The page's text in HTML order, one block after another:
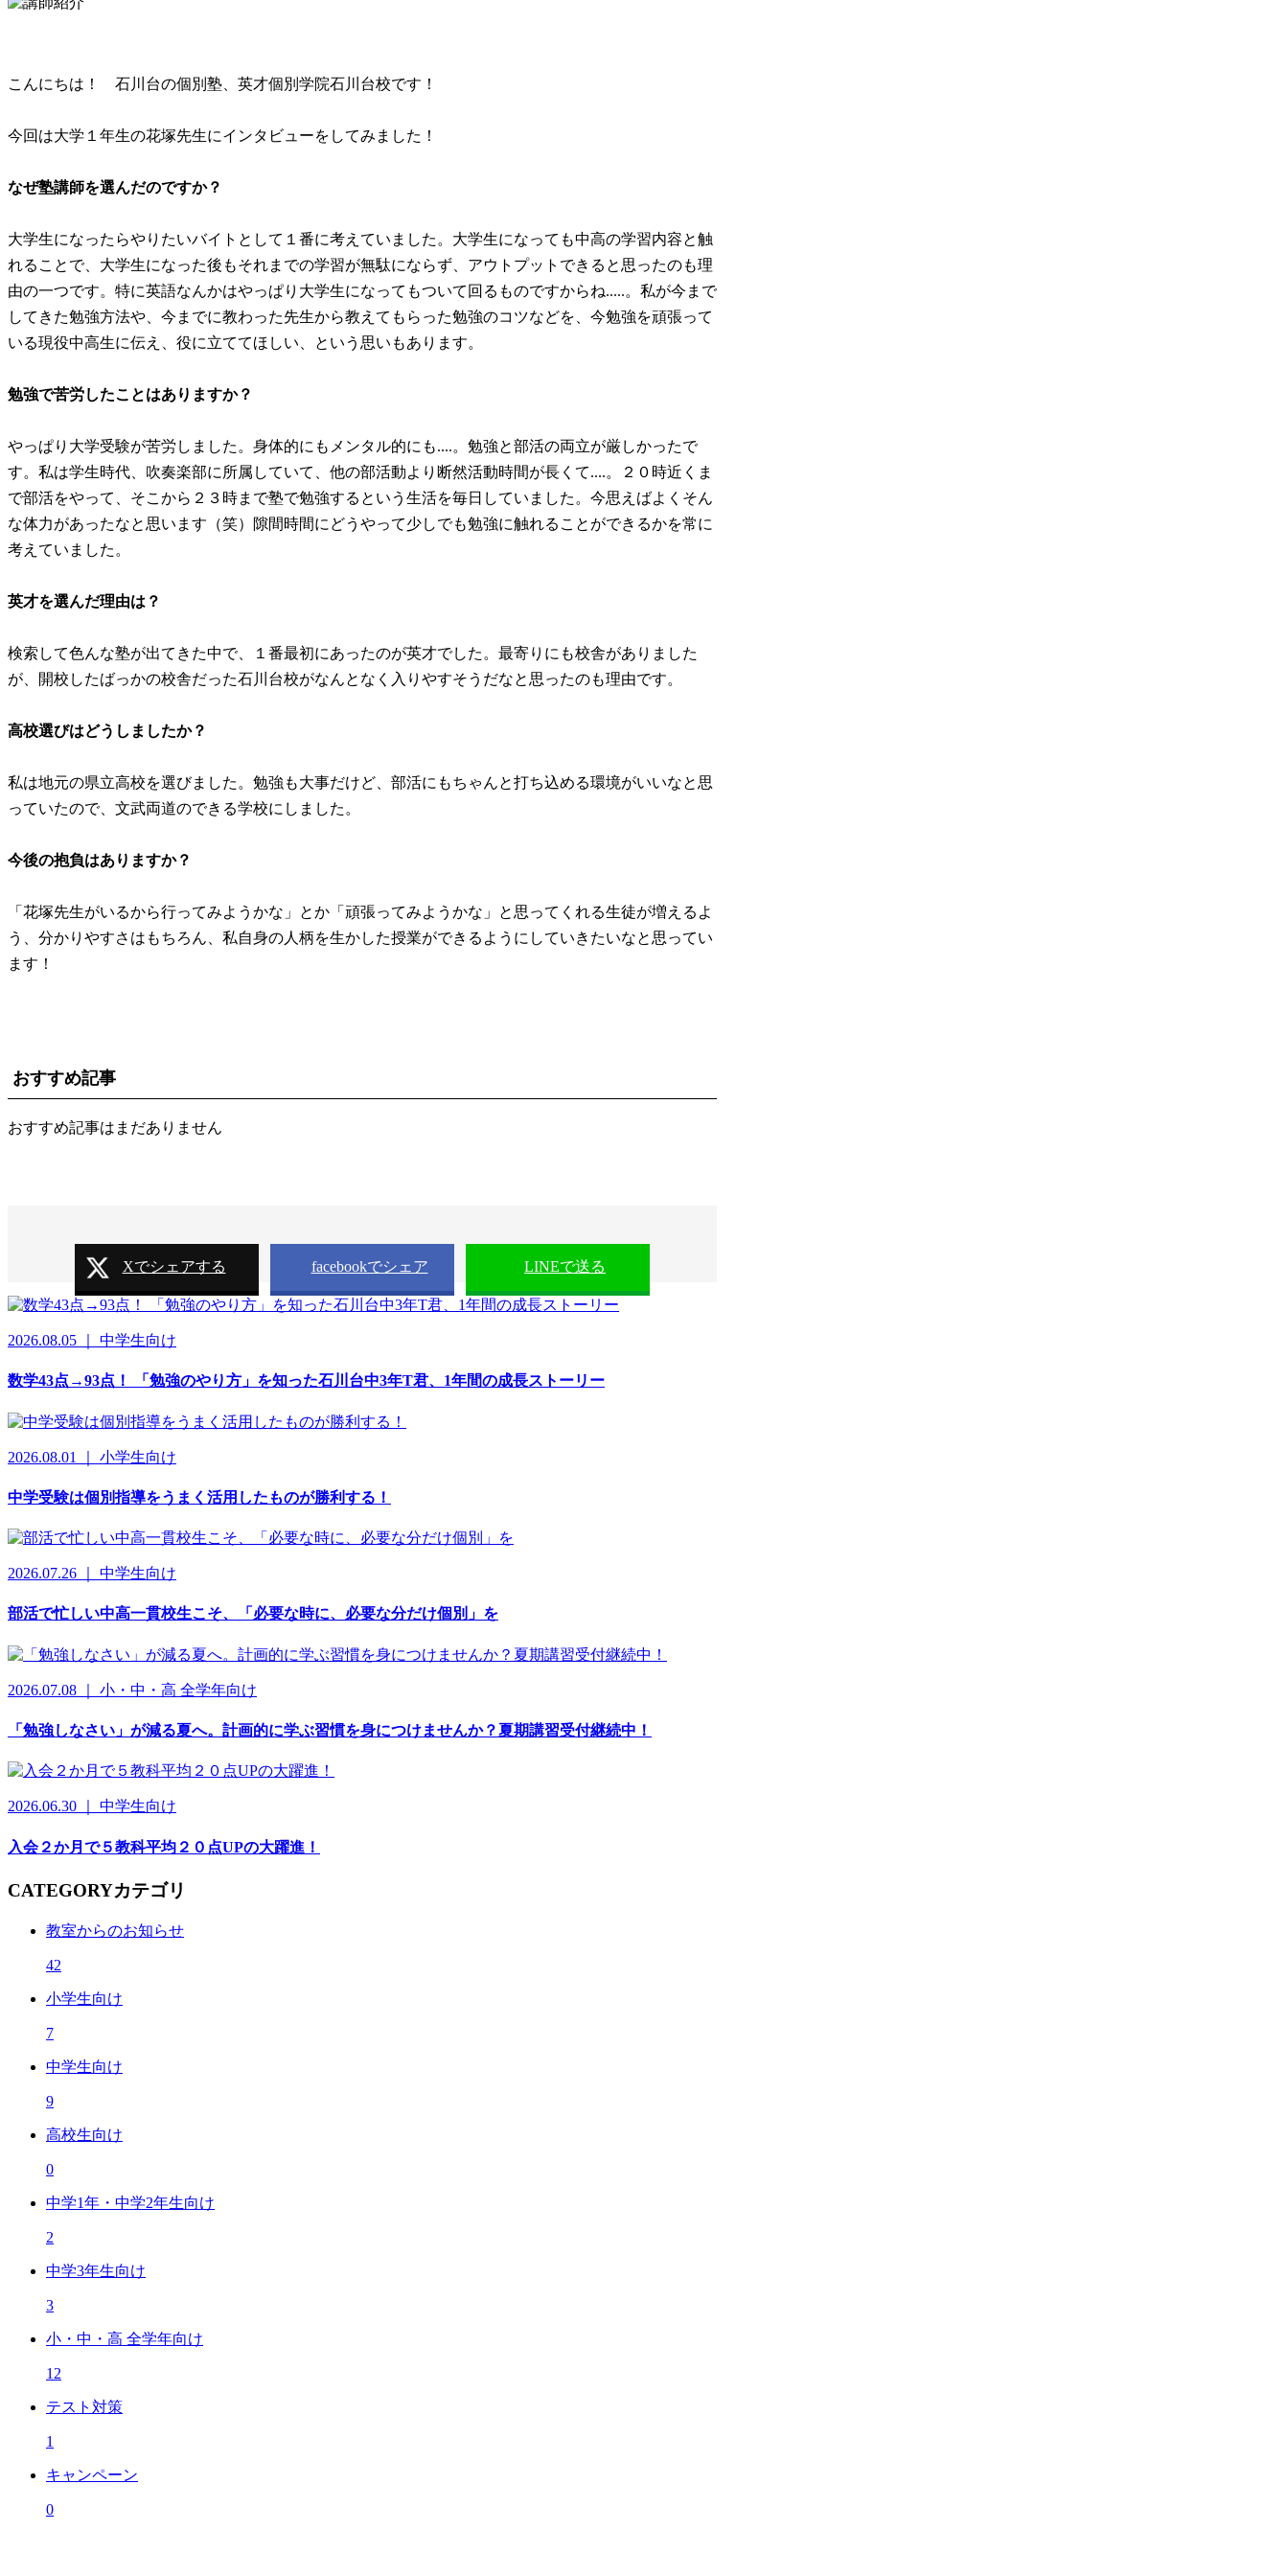
こんにちは！ 石川台の個別塾、英才個別学院石川台校です！
今回は大学１年生の花塚先生にインタビューをしてみました！
なぜ塾講師を選んだのですか？
大学生になったらやりたいバイトとして１番に考えていました。大学生になっても中高の学習内容と触
れることで、大学生になった後もそれまでの学習が無駄にならず、アウトプットできると思ったのも理
由の一つです。特に英語なんかはやっぱり大学生になってもついて回るものですからね.....。私が今まで
してきた勉強方法や、今までに教わった先生から教えてもらった勉強のコツなどを、今勉強を頑張って
いる現役中高生に伝え、役に立ててほしい、という思いもあります。
勉強で苦労したことはありますか？
やっぱり大学受験が苦労しました。身体的にもメンタル的にも....。勉強と部活の両立が厳しかったで
す。私は学生時代、吹奏楽部に所属していて、他の部活動より断然活動時間が長くて....。２０時近くま
で部活をやって、そこから２３時まで塾で勉強するという生活を毎日していました。今思えばよくそん
な体力があったなと思います（笑）隙間時間にどうやって少しでも勉強に触れることができるかを常に
考えていました。
英才を選んだ理由は？
検索して色んな塾が出てきた中で、１番最初にあったのが英才でした。最寄りにも校舎がありました
が、開校したばっかの校舎だった石川台校がなんとなく入りやすそうだなと思ったのも理由です。
高校選びはどうしましたか？
私は地元の県立高校を選びました。勉強も大事だけど、部活にもちゃんと打ち込める環境がいいなと思
っていたので、文武両道のできる学校にしました。
今後の抱負はありますか？
「花塚先生がいるから行ってみようかな」とか「頑張ってみようかな」と思ってくれる生徒が増えるよ
う、分かりやすさはもちろん、私自身の人柄を生かした授業ができるようにしていきたいなと思ってい
ます！
おすすめ記事
おすすめ記事はまだありません
Xでシェアする facebookでシェア LINEで送る
2026.08.05 ｜ 中学生向け
数学43点→93点！ 「勉強のやり方」を知った石川台中3年T君、1年間の成長ストーリー
2026.08.01 ｜ 小学生向け
中学受験は個別指導をうまく活用したものが勝利する！
2026.07.26 ｜ 中学生向け
部活で忙しい中高一貫校生こそ、「必要な時に、必要な分だけ個別」を
2026.07.08 ｜ 小・中・高 全学年向け
「勉強しなさい」が減る夏へ。計画的に学ぶ習慣を身につけませんか？夏期講習受付継続中！
2026.06.30 ｜ 中学生向け
入会２か月で５教科平均２０点UPの大躍進！
CATEGORYカテゴリ
教室からのお知らせ
42
小学生向け
7
中学生向け
9
高校生向け
0
中学1年・中学2年生向け
2
中学3年生向け
3
小・中・高 全学年向け
12
テスト対策
1
キャンペーン
0